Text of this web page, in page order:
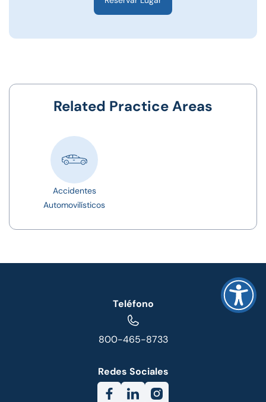
Related Practice Areas
Accidentes
Automovilísticos
Teléfono
800-465-8733
Redes Sociales